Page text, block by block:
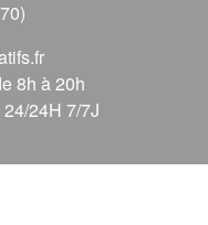
8h à 20h
24H 7/7J